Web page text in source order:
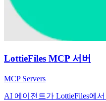
LottieFiles MCP 서버
MCP Servers
AI 에이전트가 LottieFiles에